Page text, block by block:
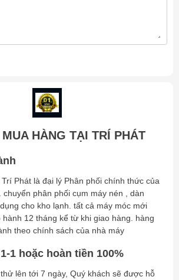
HÀNG TẠI TRÍ PHÁT
Phát là đại lý Phân phối chính thức của
chuyển phân phối cụm máy nén , dàn
cho kho lạnh. tất cả máy móc mới
12 tháng kể từ khi giao hàng. hàng
theo chính sách của nhà máy
1 hoặc hoàn tiền 100%
lên tới 7 ngày, Quý khách sẽ được hỗ